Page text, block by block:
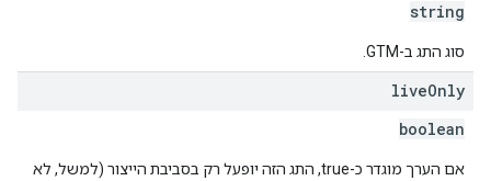
string
סוג התג ב-GTM.
liveOnly
boolean
אם הערך מוגדר כ-true, התג הזה יופעל רק בסביבת הייצור (למשל, לא